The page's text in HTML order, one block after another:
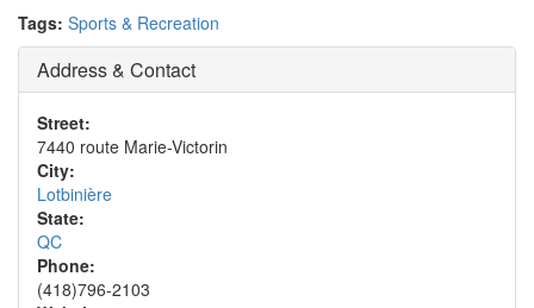
Tags: Sports & Recreation
Address & Contact
Street:
7440 route Marie-Victorin
City:
Lotbinière
State:
QC
Phone:
(418)796-2103